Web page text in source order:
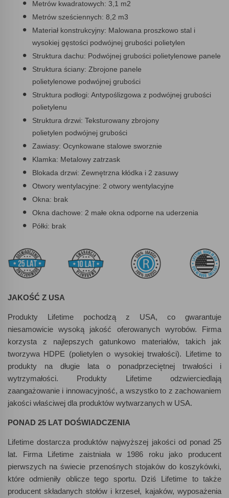
Metrów kwadratowych: 3,1 m2
Metrów sześciennych: 8,2 m3
Materiał konstrukcyjny: Malowana proszkowo stal i
wysokiej gęstości podwójnej grubości polietylen
Struktura dachu: Podwójnej grubości polietylenowe panele
Struktura ściany: Zbrojone panele
polietylenowe podwójnej grubości
Struktura podłogi: Antypoślizgowa z podwójnej grubości
polietylenu
Struktura drzwi: Teksturowany zbrojony
polietylen podwójnej grubości
Zawiasy: Ocynkowane stalowe sworznie
Klamka: Metalowy zatrzask
Blokada drzwi: Zewnętrzna kłódka i 2 zasuwy
Otwory wentylacyjne: 2 otwory wentylacyjne
Okna: brak
Okna dachowe: 2 małe okna odporne na uderzenia
Półki: brak
JAKOŚĆ Z USA
Produkty Lifetime pochodzą z USA, co gwarantuje
niesamowicie wysoką jakość oferowanych wyrobów. Firma
korzysta z najlepszych gatunkowo materiałów, takich jak
tworzywa HDPE (polietylen o wysokiej trwałości). Lifetime to
produkty na długie lata o ponadprzeciętnej trwałości i
wytrzymałości. Produkty Lifetime odzwierciedlają
zaangażowanie i innowacyjność, a wszystko to z zachowaniem
jakości właściwej dla produktów wytwarzanych w USA.
PONAD 25 LAT DOŚWIADCZENIA
Lifetime dostarcza produktów najwyższej jakości od ponad 25
lat. Firma Lifetime zaistniała w 1986 roku jako producent
pierwszych na świecie przenośnych stojaków do koszykówki,
które odmieniły oblicze tego sportu. Dziś Lifetime to także
producent składanych stołów i krzeseł, kajaków, wyposażenia